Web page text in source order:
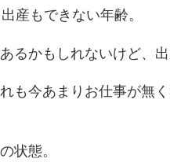
産もできない年齢。
るかもしれないけど、出
も今あまりお仕事が無
状態。